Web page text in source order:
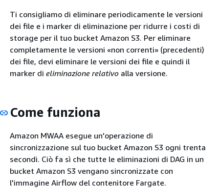
Ti consigliamo di eliminare periodicamente le versioni
dei file e i marker di eliminazione per ridurre i costi di
storage per il tuo bucket Amazon S3. Per eliminare
completamente le versioni «non correnti» (precedenti)
dei file, devi eliminare le versioni dei file e quindi il
marker di eliminazione relativo alla versione.
Come funziona
Amazon MWAA esegue un'operazione di
sincronizzazione sul tuo bucket Amazon S3 ogni trenta
secondi. Ciò fa sì che tutte le eliminazioni di DAG in un
bucket Amazon S3 vengano sincronizzate con
l'immagine Airflow del contenitore Fargate.